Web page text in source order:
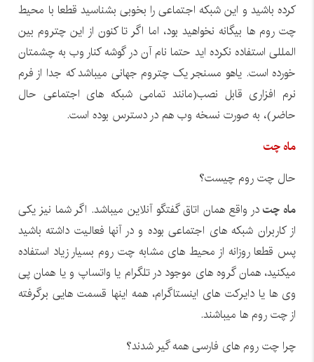
کرده باشید و این شبکه اجتماعی را بخوبی بشناسید قطعا با محیط
چت روم ها بیگانه نخواهید بود، اما اگر تا کنون از این چتروم بین
المللی استفاده نکرده اید حتما نام آن در گوشه کنار وب به چشمتان
خورده است. یاهو مسنجر یک چتروم جهانی میباشد که جدا از فرم
نرم افزاری قابل نصب(مانند تمامی شبکه های اجتماعی حال
حاضر)، به صورت نسخه وب هم در دسترس بوده است.
ماه چت
حال چت روم چیست؟
ماه چتدر واقع همان اتاق گفتگو آنلاین میباشد. اگر شما نیز یکی
از کاربران شبکه های اجتماعی بوده و در آنها فعالیت داشته باشید
پس قطعا روزانه از محیط های مشابه چت روم بسیار زیاد استفاده
میکنید، همان گروه های موجود در تلگرام یا واتساپ و یا همان پی
وی ها یا دایرکت های اینستاگرام، همه اینها قسمت هایی برگرفته
از چت روم ها میباشند.
چرا چت روم های فارسی همه گیر شدند؟